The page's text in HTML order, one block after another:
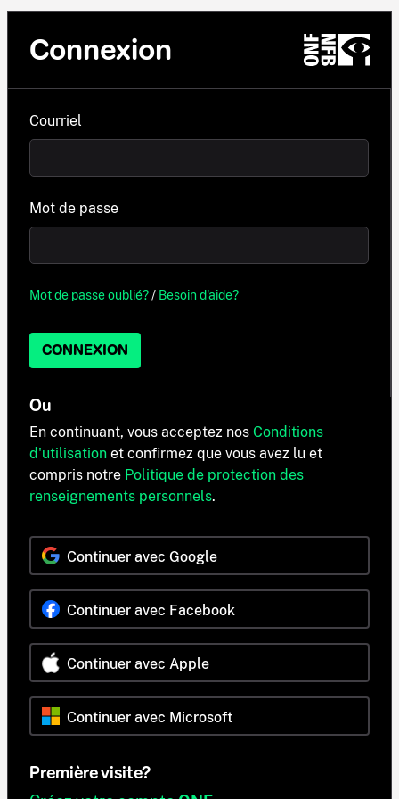
Connexion
Courriel
Mot de passe
Mot de passe oublié?/ Besoin d'aide?
CONNEXION
Ou
En continuant, vous acceptez nos Conditions
d'utilisation et confirmez que vous avez lu et
compris notre Politique de protection des
renseignements personnels.
Continuer avec Google
Continuer avec Facebook
Continuer avec Apple
Continuer avec Microsoft
Première visite?